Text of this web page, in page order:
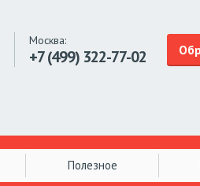
Москва:
+7 (499) 322-77-02
Полезное